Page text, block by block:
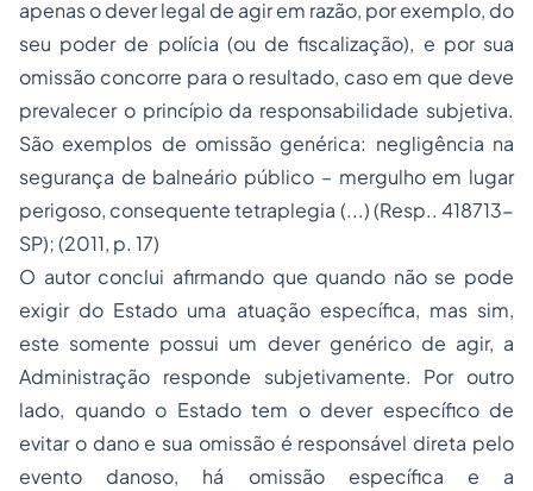
apenas o dever legal de agir em razão, por exemplo, do
seu poder de polícia (ou de fiscalização), e por sua
omissão concorre para o resultado, caso em que deve
prevalecer o princípio da responsabilidade subjetiva.
São exemplos de omissão genérica: negligência na
segurança de balneário público – mergulho em lugar
perigoso, consequente tetraplegia (...) (Resp.. 418713-
SP); (2011, p. 17)
O autor conclui afirmando que quando não se pode
exigir do Estado uma atuação específica, mas sim,
este somente possui um dever genérico de agir, a
Administração responde subjetivamente. Por outro
lado, quando o Estado tem o dever específico de
evitar o dano e sua omissão é responsável direta pelo
evento danoso, há omissão específica e a